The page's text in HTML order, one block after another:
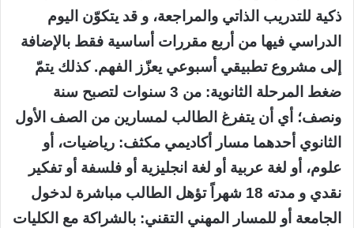
ذكية للتدريب الذاتي والمراجعة، و قد يتكوّن اليوم
الدراسي فيها من أربع مقررات أساسية فقط بالإضافة
إلى مشروع تطبيقي أسبوعي يعزّز الفهم. كذلك يتمّ
ضغط المرحلة الثانوية: من 3 سنوات لتصبح سنة
ونصف؛ أي أن يتفرغ الطالب لمسارين من الصف الأول
الثانوي أحدهما مسار أكاديمي مكثف: رياضيات، أو
علوم، أو لغة عربية أو لغة انجليزية أو فلسفة أو تفكير
نقدي و مدته 18 شهراً تؤهل الطالب مباشرة لدخول
الجامعة أو للمسار المهني التقني: بالشراكة مع الكليات